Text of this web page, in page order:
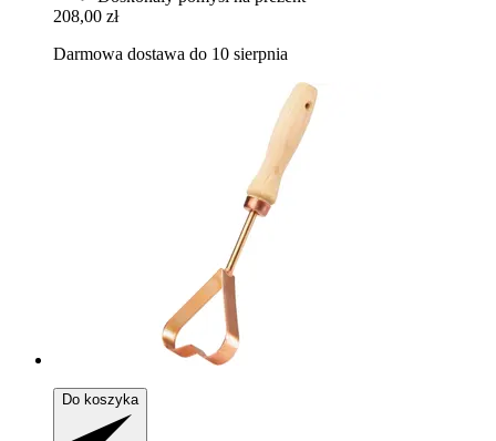
208,00 zł
Darmowa dostawa do 10 sierpnia
Do koszyka